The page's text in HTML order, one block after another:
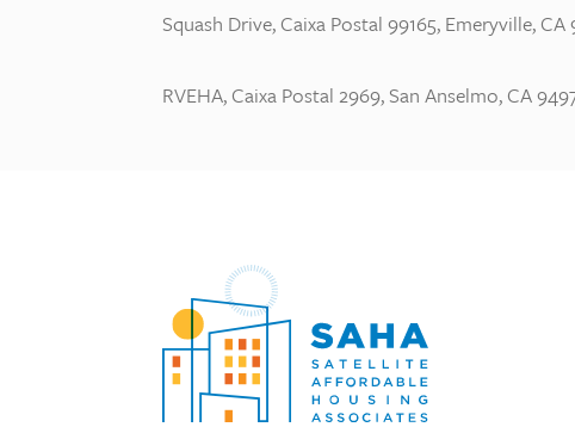
Squash Drive, Caixa Postal 99165, Emeryville,
RVEHA, Caixa Postal 2969, San Anselmo, CA